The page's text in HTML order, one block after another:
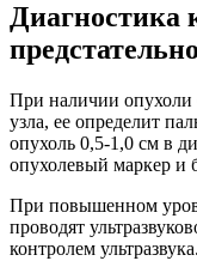
Диагностика
При наличии опухоли
узла, ее определит
опухоль 0,5-1,0 см в
опухолевый маркер и
При повышенном
проводят
контролем ультразвука.